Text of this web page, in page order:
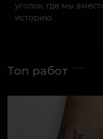
уголок, где мы
историю.
Топ работ